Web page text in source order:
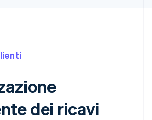
dei ricavi